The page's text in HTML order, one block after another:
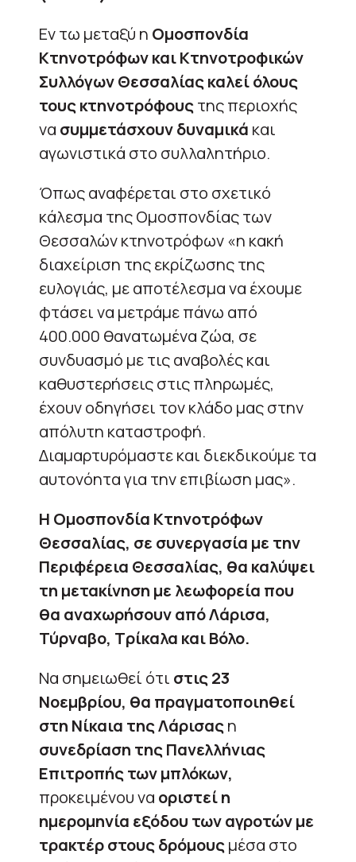
Εν τω μεταξύ η Ομοσπονδία
Κτηνοτρόφων και Κτηνοτροφικών
Συλλόγων Θεσσαλίας καλεί όλους
τους κτηνοτρόφουςτης περιοχής
να συμμετάσχουν δυναμικά και
αγωνιστικά στο συλλαλητήριο.
Όπως αναφέρεται στο σχετικό
κάλεσμα της Ομοσπονδίας των
Θεσσαλών κτηνοτρόφων «η κακή
διαχείριση της εκρίζωσης της
ευλογιάς, με αποτέλεσμα να έχουμε
φτάσει να μετράμε πάνω από
400.000 θανατωμένα ζώα, σε
συνδυασμό με τις αναβολές και
καθυστερήσεις στις πληρωμές,
έχουν οδηγήσει τον κλάδο μας στην
απόλυτη καταστροφή.
Διαμαρτυρόμαστε και διεκδικούμε τα
αυτονόητα για την επιβίωση μας».
Η Ομοσπονδία Κτηνοτρόφων
Θεσσαλίας, σε συνεργασία με την
Περιφέρεια Θεσσαλίας, θα καλύψει
τη μετακίνηση με λεωφορεία που
θα αναχωρήσουν από Λάρισα,
Τύρναβο, Τρίκαλα και Βόλο.
Να σημειωθεί ότι στις 23
Νοεμβρίου, θα πραγματοποιηθεί
στη Νίκαια της Λάρισαςη
συνεδρίαση της Πανελλήνιας
Επιτροπής των μπλόκων,
προκειμένου να οριστεί η
ημερομηνία εξόδου των αγροτών με
τρακτέρ στους δρόμουςμέσα στο